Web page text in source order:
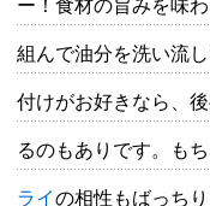
ー！食材の旨みを味
組んで油分を洗い流
付けがお好きなら、
るのもありです。も
ライの相性もばっちり